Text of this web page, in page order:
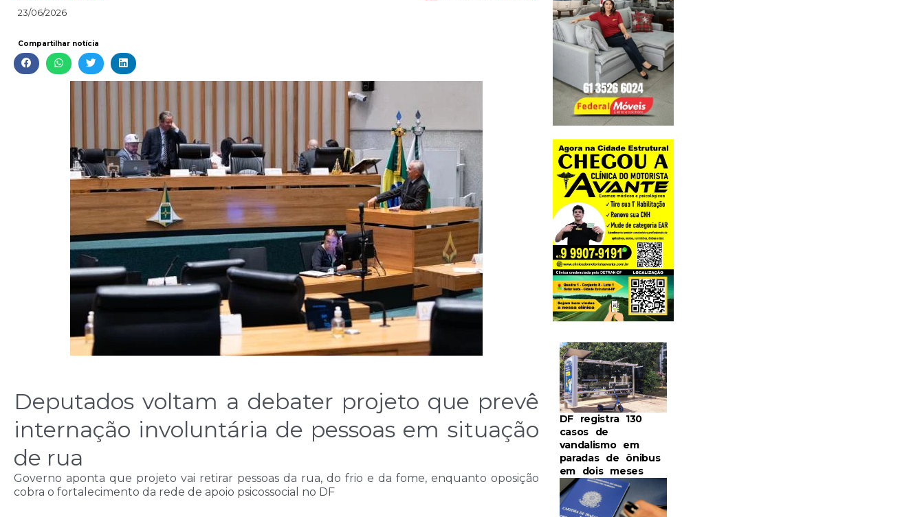
23/06/2026
Compartilhar notícia
Deputados voltam a debater projeto que prevê
internação involuntária de pessoas em situação
de rua
Governo aponta que projeto vai retirar pessoas da rua, do frio e da fome, enquanto oposição
cobra o fortalecimento da rede de apoio psicossocial no DF
DF registra 130
casos de
vandalismo em
paradas de ônibus
em dois meses